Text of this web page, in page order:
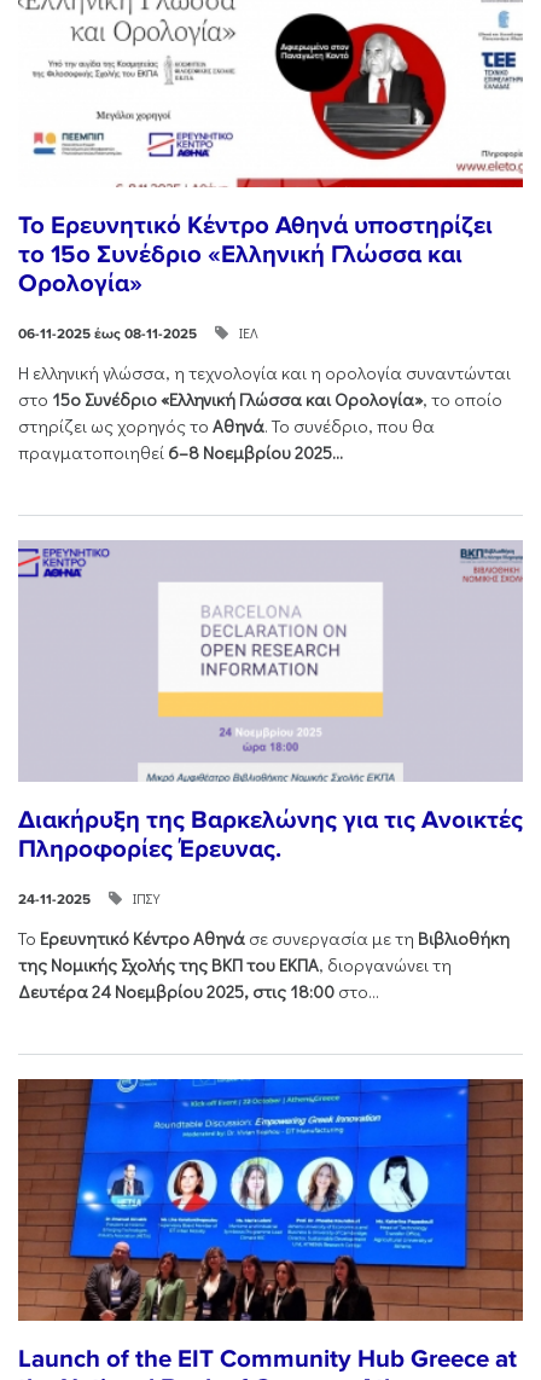
Το Ερευνητικό Κέντρο Αθηνά υποστηρίζει
το 15ο Συνέδριο «Ελληνική Γλώσσα και
Ορολογία»
06-11-2025 έως 08-11-2025 ΙΕΛ
Η ελληνική γλώσσα, η τεχνολογία και η ορολογία συναντώνται
στο 15ο Συνέδριο «Ελληνική Γλώσσα και Ορολογία», το οποίο
στηρίζει ως χορηγός το Αθηνά. Το συνέδριο, που θα
πραγματοποιηθεί 6–8 Νοεμβρίου 2025...
Διακήρυξη της Βαρκελώνης για τις Ανοικτές
Πληροφορίες Έρευνας.
24-11-2025 ΙΠΣΥ
Το Ερευνητικό Κέντρο Αθηνά σε συνεργασία με τη Βιβλιοθήκη
της Νομικής Σχολής της ΒΚΠ του ΕΚΠΑ, διοργανώνει τη
Δευτέρα 24 Νοεμβρίου 2025, στις 18:00 στο...
Launch of the EIT Community Hub Greece at